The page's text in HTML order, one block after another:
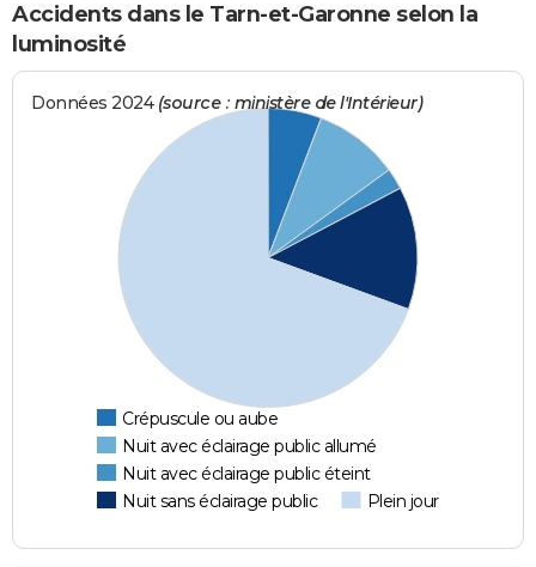
Accidents dans le Tarn-et-Garonne selon la
luminosité
Données 2024 (source : ministère de l'Intérieur)
Crépuscule ou aube
Nuit avec éclairage public allumé
Nuit avec éclairage public éteint
Nuit sans éclairage public
Plein jour